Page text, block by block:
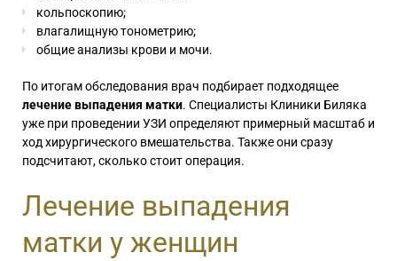
кольпоскопию;
влагалищную тонометрию;
общие анализы крови и мочи.
По итогам обследования врач подбирает подходящее
лечение выпадения матки. Специалисты Клиники Биляка
уже при проведении УЗИ определяют примерный масштаб и
ход хирургического вмешательства. Также они сразу
подсчитают, сколько стоит операция.
Лечение выпадения
матки у женщин